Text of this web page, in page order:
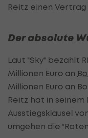
Reitz einen Vertrag
Der absolute
Laut "Sky" bezahlt
Millionen Euro an
Millionen Euro an
Reitz hat in seinem
Ausstiegsklausel
umgehen die